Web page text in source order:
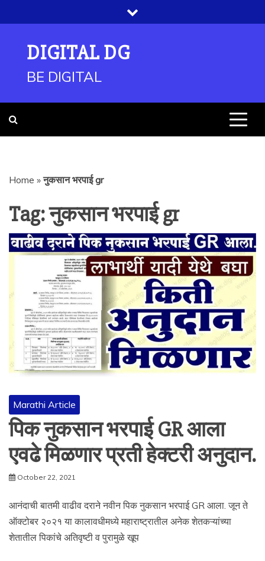
to
DIGITAL DG
BE DIGITAL
Home »नुकसान भरपाई gr
Tag:नुकसान भरपाई gr
Marathi Article
पिक नुकसान भरपाई GR आला
एवढे मिळणार प्रती हेक्टरी अनुदान.
October 22, 2021
आनंदाची बातमी वाढीव दराने नवीन पिक नुकसान भरपाई GR आला. जून ते
ऑक्टोबर २०२१ या कालावधीमध्ये महाराष्ट्रातील अनेक शेतकऱ्यांच्या
शेतातील पिकांचे अतिवृष्टी व पुरामुळे खूप